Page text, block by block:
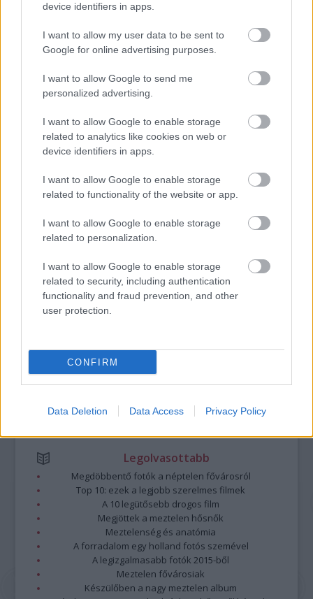
device identifiers in apps.
I want to allow my user data to be sent to
Google for online advertising purposes.
I want to allow Google to send me
personalized advertising.
I want to allow Google to enable storage
related to analytics like cookies on web or
device identifiers in apps.
I want to allow Google to enable storage
related to functionality of the website or app.
I want to allow Google to enable storage
related to personalization.
I want to allow Google to enable storage
related to security, including authentication
functionality and fraud prevention, and other
user protection.
CONFIRM
Data Deletion Data Access Privacy Policy
VECSEI H. MIKLÓS A ZSÁMBÉKI NYÁRI
SZÍNHÁZRÓL
MUCSI ZOLTÁN VISSZATÉR – EGY ÉLETEM
STAND UP EST
A bejegyzés trackback címe:
https://kulturpart.hu/api/trackback/id/7902976
Kommentek:
Legolvasottabb
Megdöbbentő fotók a néptelen fővárosról
Top 10: ezek a legjobb szerelmes filmek
A 10 legütősebb drogos film
Megjöttek a meztelen hősnők
Meztelenség és anatómia
A forradalom egy holland fotós szemével
A legizgalmasabb fotók 2015-ből
Meztelen fővárosiak
Készülőben a nagy meztelen album